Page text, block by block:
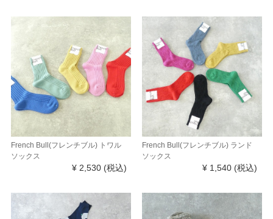
French Bull(フレンチブル) トワル
ソックス
¥ 2,530 (税込)
French Bull(フレンチブル) ランド
ソックス
¥ 1,540 (税込)